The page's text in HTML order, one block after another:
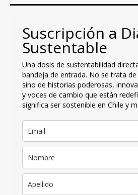
Suscripción a
Sustentable
Una dosis de sustentabilidad
bandeja de entrada. No se trata
sino de historias poderosas,
y voces de cambio que están
significa ser sostenible en Chile y